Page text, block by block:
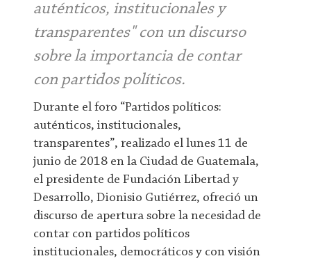
auténticos, institucionales y
transparentes" con un discurso
sobre la importancia de contar
con partidos políticos.
Durante el foro “Partidos políticos:
auténticos, institucionales,
transparentes”, realizado el lunes 11 de
junio de 2018 en la Ciudad de Guatemala,
el presidente de Fundación Libertad y
Desarrollo, Dionisio Gutiérrez, ofreció un
discurso de apertura sobre la necesidad de
contar con partidos políticos
institucionales, democráticos y con visión